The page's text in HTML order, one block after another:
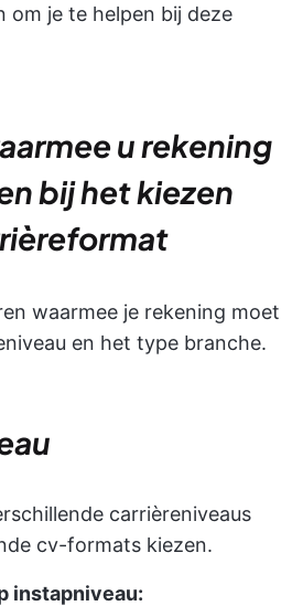
om je te helpen bij deze
u rekening
bij het kiezen
waarmee je rekening moet
en het type branche.
carrièreniveaus
cv-formats kiezen.
instapniveau: